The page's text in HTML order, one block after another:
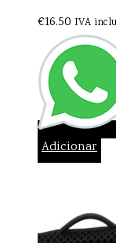
€16.50 IVA
Adicionar